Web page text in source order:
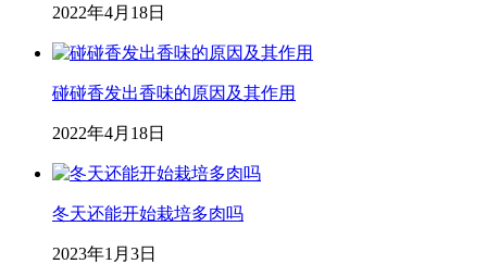
2022年4月18日
碰碰香发出香味的原因及其作用
2022年4月18日
冬天还能开始栽培多肉吗
2023年1月3日